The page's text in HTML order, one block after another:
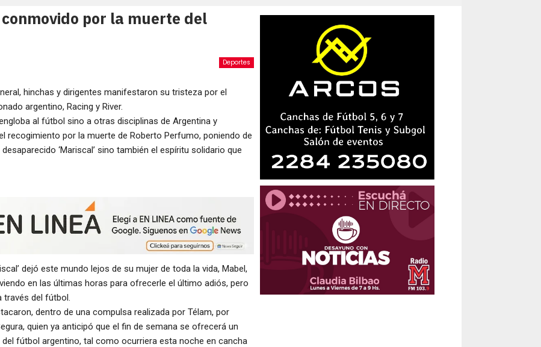
por la muerte del
Deportes
hinchas y dirigentes manifestaron su tristeza por el
argentino, Racing y River.
al fútbol sino a otras disciplinas de Argentina y
recogimiento por la muerte de Roberto Perfumo, poniendo de
‘Mariscal’ sino también el espíritu solidario que
dejó este mundo lejos de su mujer de toda la vida, Mabel,
en las últimas horas para ofrecerle el último adiós, pero
través del fútbol.
dentro de una compulsa realizada por Télam, por
quien ya anticipó que el fin de semana se ofrecerá un
fútbol argentino, tal como ocurriera esta noche en cancha